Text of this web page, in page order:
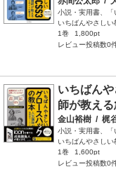
小説・実用書、
いちばんやさしい
1巻
1,800pt
レビュー投稿数0
いちばん
師が教え
金山裕樹 / 梶
小説・実用書、
いちばんやさしい
1巻
1,600pt
レビュー投稿数0